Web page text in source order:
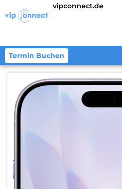
vipconnect.de
Termin Buchen